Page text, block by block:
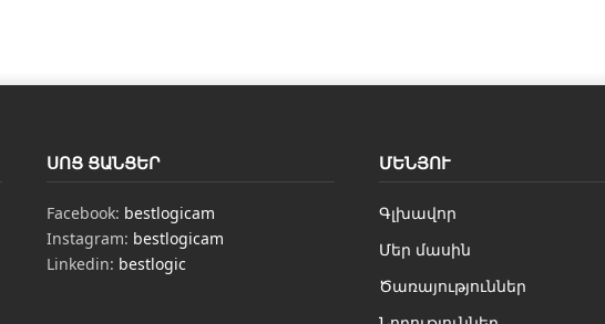
ՍՈՑ ՑԱՆՑԵՐ
Facebook: bestlogicam
Instagram: bestlogicam
Linkedin: bestlogic
ՄԵՆՅՈՒ
Գլխավոր
Մեր մասին
Ծառայություններ